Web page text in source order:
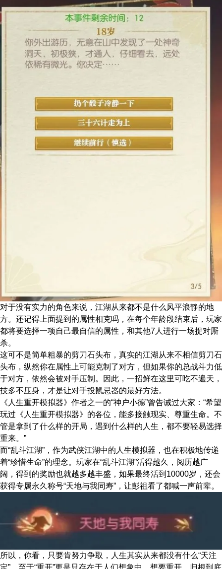
对于没有实力的角色来说，江湖从来都不是什么风平浪静的地
方。还记得上面提到的属性相克吗，在每个年龄段结束后，玩家
都将要选择一项自己最自信的属性，和其他7人进行一场捉对厮
杀。
这可不是简单粗暴的剪刀石头布，真实的江湖从来不相信剪刀石
头布，纵然你在属性上可能克制了对方，但如果你的总战斗力低
于对方，依然会被对手压制。因此，一招鲜在这里可吃不遍天，
技多不压身，才是让对手投鼠忌器的最好方法。
《人生重开模拟器》作者之一的“神户小德”曾告诫过大家：“希望
玩过《人生重开模拟器》的各位，能多接触现实、尊重生命。不
管是拿到了什么样的开局，遇到什么样的人生，都不要轻易选择
重来。”
而“乱斗江湖”，作为武侠江湖中的人生模拟器，也在积极地传递
着“珍惜生命”的理念。玩家在“乱斗江湖”活得越久，阅历越广
阔，得到的奖励也就越多越丰盛，如果最终活到10000岁，还会
获得专属永久称号“天地与我同寿”，让彭祖看了都喊一声前辈。
所以，你看，只要肯努力争取，人生其实从来都没有什么“天注
定”，至于“重开”更是只存在于人们想象中。想要重开，归根到底